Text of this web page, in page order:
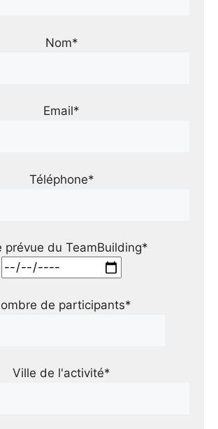
Nom*
Email*
Téléphone*
prévue du TeamBuilding*
de participants*
Ville de l'activité*